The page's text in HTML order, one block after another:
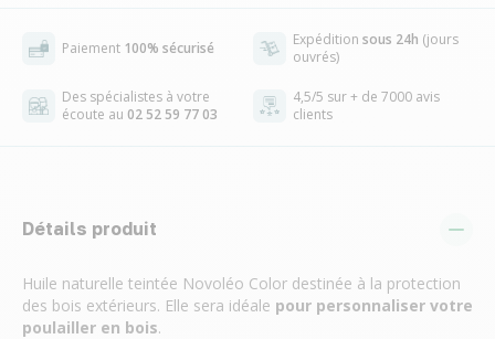
Paiement 100% sécurisé Expédition sous 24h (jours
ouvrés)
Des spécialistes à votre
écoute au 02 52 59 77 03
4,5/5 sur + de 7000 avis
clients
Détails produit
Huile naturelle teintée Novoléo Color destinée à la protection
des bois extérieurs. Elle sera idéale pour personnaliser votre
poulailler en bois.